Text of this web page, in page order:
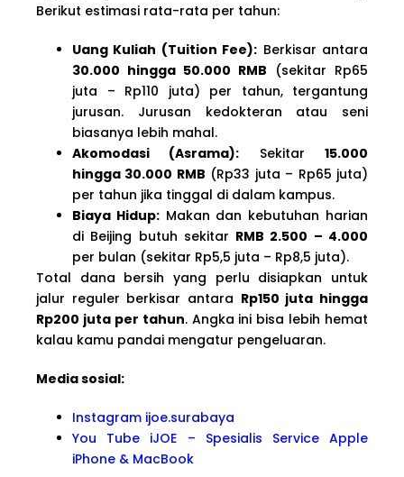
Berikut estimasi rata-rata per tahun:
Uang Kuliah (Tuition Fee): Berkisar antara
30.000 hingga 50.000 RMB (sekitar Rp65
juta – Rp110 juta) per tahun, tergantung
jurusan. Jurusan kedokteran atau seni
biasanya lebih mahal.
Akomodasi (Asrama): Sekitar15.000
hingga 30.000 RMB (Rp33 juta – Rp65 juta)
per tahun jika tinggal di dalam kampus.
Biaya Hidup:Makan dan kebutuhan harian
di Beijing butuh sekitar RMB 2.500 – 4.000
per bulan (sekitar Rp5,5 juta – Rp8,5 juta).
Total dana bersih yang perlu disiapkan untuk
jalur reguler berkisar antara Rp150 juta hingga
Rp200 juta per tahun. Angka ini bisa lebih hemat
kalau kamu pandai mengatur pengeluaran.
Media sosial:
Instagram ijoe.surabaya
You Tube iJOE – Spesialis Service Apple
iPhone & MacBook